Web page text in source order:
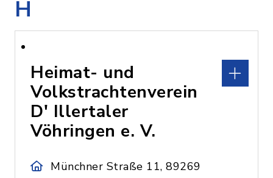
H
Heimat- und
Volkstrachtenverein
D' Illertaler
Vöhringen e. V.
Münchner Straße 11, 89269